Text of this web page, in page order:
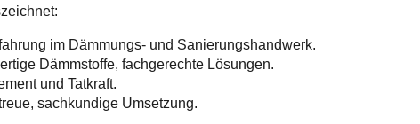
im Dämmungs- und Sanierungshandwerk.
Dämmstoffe, fachgerechte Lösungen.
und Tatkraft.
sachkundige Umsetzung.